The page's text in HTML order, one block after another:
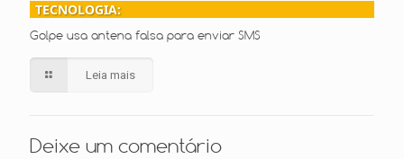
TECNOLOGIA:
Golpe usa antena falsa para enviar SMS
Leia mais
Deixe um comentário